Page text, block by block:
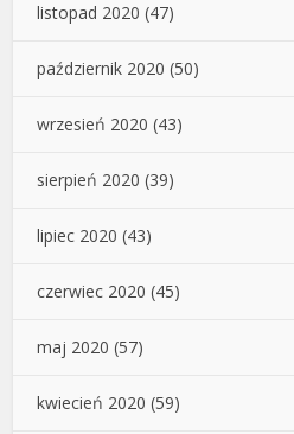
listopad 2020 (47)
październik 2020 (50)
wrzesień 2020 (43)
sierpień 2020 (39)
lipiec 2020 (43)
czerwiec 2020 (45)
maj 2020 (57)
kwiecień 2020 (59)